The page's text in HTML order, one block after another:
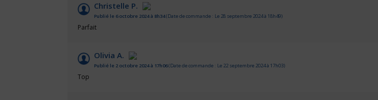
Christelle P.
Publié le 6 octobre 2024 à 8h34(Date de commande : Le 28 septembre 2024 à 18h49)
Parfait
Olivia A.
Publié le 2 octobre 2024 à 17h06(Date de commande : Le 22 septembre 2024 à 17h03)
Top